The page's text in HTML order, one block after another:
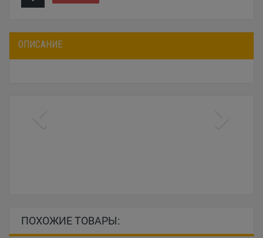
ОПИСАНИЕ
ПОХОЖИЕ ТОВАРЫ: